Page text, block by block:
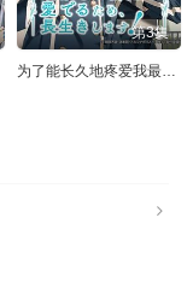
第3集
为了能长久地疼爱我最喜欢的义兄我要健康长寿